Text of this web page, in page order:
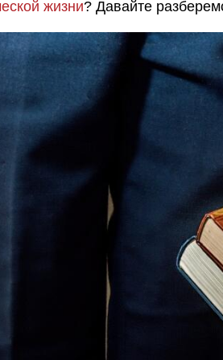
жизни? Давайте